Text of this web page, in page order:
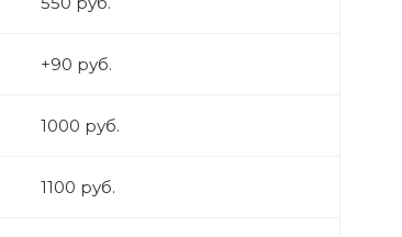
+90 руб.
1000 руб.
1100 руб.